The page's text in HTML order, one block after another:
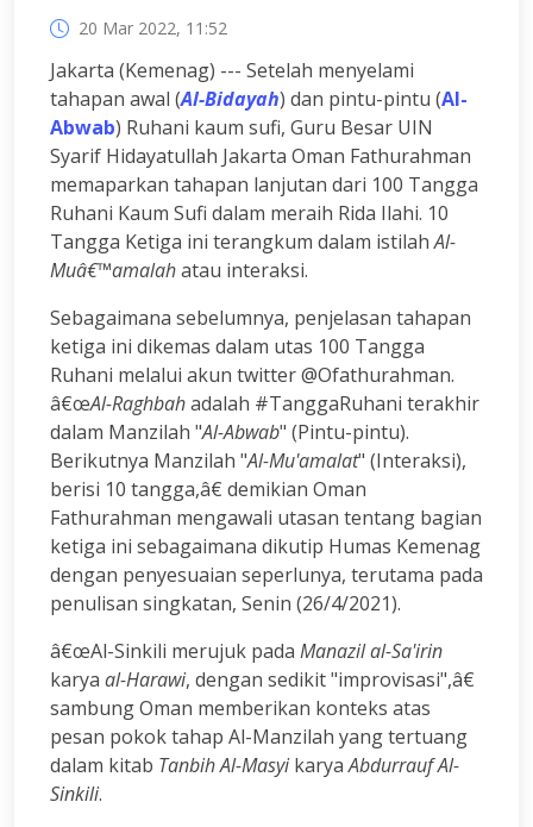
20 Mar 2022, 11:52
Jakarta (Kemenag) --- Setelah menyelami
tahapan awal (Al-Bidayah) dan pintu-pintu (Al-
Abwab) Ruhani kaum sufi, Guru Besar UIN
Syarif Hidayatullah Jakarta Oman Fathurahman
memaparkan tahapan lanjutan dari 100 Tangga
Ruhani Kaum Sufi dalam meraih Rida Ilahi. 10
Tangga Ketiga ini terangkum dalam istilahAl-
Muâ€™amalahatau interaksi.
Sebagaimana sebelumnya, penjelasan tahapan
ketiga ini dikemas dalam utas 100 Tangga
Ruhani melalui akun twitter @Ofathurahman.
â€œAl-Raghbahadalah #TanggaRuhani terakhir
dalam Manzilah "Al-Abwab" (Pintu-pintu).
Berikutnya Manzilah "Al-Mu'amalat" (Interaksi),
berisi 10 tangga,â€ demikian Oman
Fathurahman mengawali utasan tentang bagian
ketiga ini sebagaimana dikutip Humas Kemenag
dengan penyesuaian seperlunya, terutama pada
penulisan singkatan, Senin (26/4/2021).
â€œAl-Sinkili merujuk pada Manazil al-Sa'irin
karya al-Harawi, dengan sedikit "improvisasi",â€
sambung Oman memberikan konteks atas
pesan pokok tahap Al-Manzilah yang tertuang
dalam kitab Tanbih Al-MasyikaryaAbdurrauf Al-
Sinkili.